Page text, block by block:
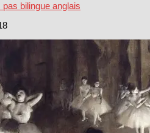
bilingue anglais